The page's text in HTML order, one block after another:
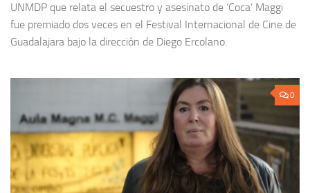
UNMDP que relata el secuestro y asesinato de ‘Coca’ Maggi
fue premiado dos veces en el Festival Internacional de Cine de
Guadalajara bajo la dirección de Diego Ercolano.
0